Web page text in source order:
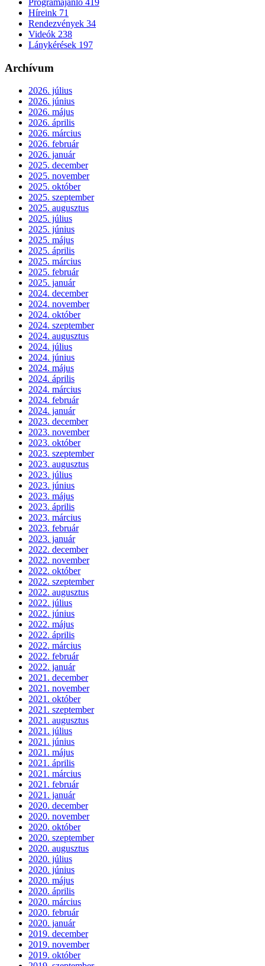
Programajánló 419
Híreink 71
Rendezvények 34
Videók 238
Lánykérések 197
Archívum
2026. július
2026. június
2026. május
2026. április
2026. március
2026. február
2026. január
2025. december
2025. november
2025. október
2025. szeptember
2025. augusztus
2025. július
2025. június
2025. május
2025. április
2025. március
2025. február
2025. január
2024. december
2024. november
2024. október
2024. szeptember
2024. augusztus
2024. július
2024. június
2024. május
2024. április
2024. március
2024. február
2024. január
2023. december
2023. november
2023. október
2023. szeptember
2023. augusztus
2023. július
2023. június
2023. május
2023. április
2023. március
2023. február
2023. január
2022. december
2022. november
2022. október
2022. szeptember
2022. augusztus
2022. július
2022. június
2022. május
2022. április
2022. március
2022. február
2022. január
2021. december
2021. november
2021. október
2021. szeptember
2021. augusztus
2021. július
2021. június
2021. május
2021. április
2021. március
2021. február
2021. január
2020. december
2020. november
2020. október
2020. szeptember
2020. augusztus
2020. július
2020. június
2020. május
2020. április
2020. március
2020. február
2020. január
2019. december
2019. november
2019. október